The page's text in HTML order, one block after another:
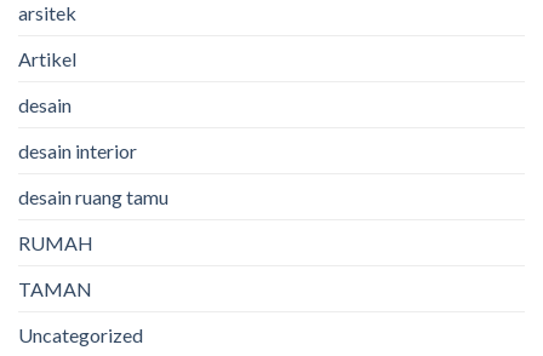
arsitek
Artikel
desain
desain interior
desain ruang tamu
RUMAH
TAMAN
Uncategorized